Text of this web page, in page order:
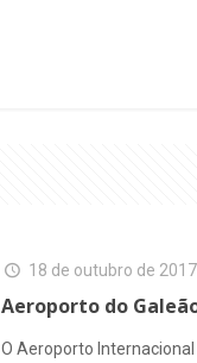
18 de outubro de 2017
Aeroporto do
O Aeroporto